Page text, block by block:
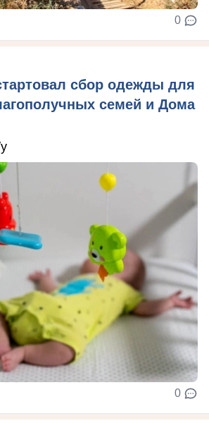
0
сбор одежды для
семей и Дома
0